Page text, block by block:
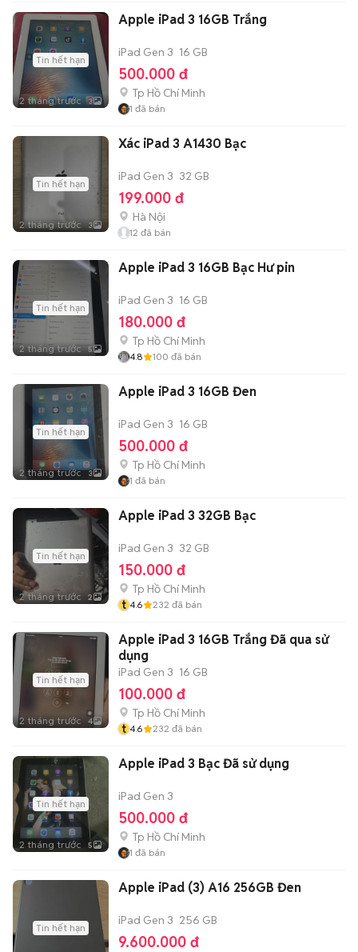
Tin hết hạn
2 tháng trước 3
Apple iPad 3 16GB Trắng
iPad Gen 3 16 GB
500.000 đ
Tp Hồ Chí Minh
1 đã bán
Tin hết hạn
2 tháng trước 3
Xác iPad 3 A1430 Bạc
iPad Gen 3 32 GB
199.000 đ
Hà Nội
12 đã bán
Tin hết hạn
2 tháng trước 5
Apple iPad 3 16GB Bạc Hư pin
iPad Gen 3 16 GB
180.000 đ
Tp Hồ Chí Minh
4.8 100 đã bán
Tin hết hạn
2 tháng trước 3
Apple iPad 3 16GB Đen
iPad Gen 3 16 GB
500.000 đ
Tp Hồ Chí Minh
1 đã bán
Tin hết hạn
2 tháng trước 2
Apple iPad 3 32GB Bạc
iPad Gen 3 32 GB
150.000 đ
Tp Hồ Chí Minh
t 4.6 232 đã bán
Tin hết hạn
2 tháng trước 4
Apple iPad 3 16GB Trắng Đã qua sử
dụng
iPad Gen 3 16 GB
100.000 đ
Tp Hồ Chí Minh
t 4.6 232 đã bán
Tin hết hạn
2 tháng trước 5
Apple iPad 3 Bạc Đã sử dụng
iPad Gen 3
500.000 đ
Tp Hồ Chí Minh
1 đã bán
Tin hết hạn
Apple iPad (3) A16 256GB Đen
iPad Gen 3 256 GB
9.600.000 đ